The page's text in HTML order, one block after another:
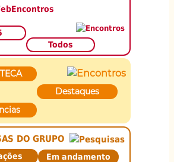
Todos
Destaques
DO GRUPO
Em andamento